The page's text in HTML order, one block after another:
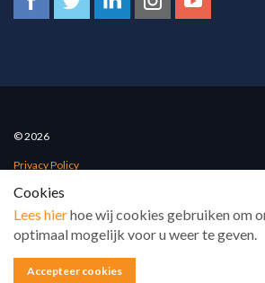
© 2026
Privacy Policy
Algemene voorwaarden
Sitemap
Cookies
Lees hierhoe wij cookies gebruiken om
optimaal mogelijk voor u weer te geven.
Accepteer cookies